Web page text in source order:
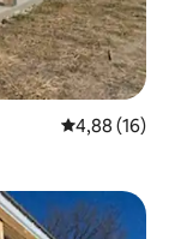
4,88 de uma
4,88 (16)